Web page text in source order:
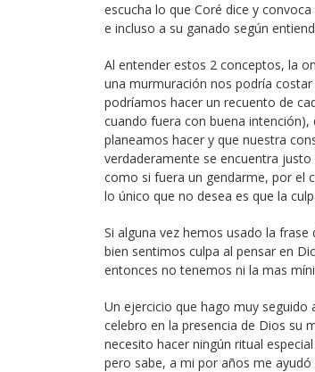
escucha lo que Coré dice y
e incluso a su ganado según
Al entender estos 2 conceptos, la
una murmuración nos podría
podríamos hacer un recuento de
cuando fuera con buena
planeamos hacer y que nuestra
verdaderamente se encuentra
como si fuera un gendarme, por el
lo único que no desea es que la
Si alguna vez hemos usado la
bien sentimos culpa al pensar en
entonces no tenemos ni la mas
Un ejercicio que hago muy
celebro en la presencia de Dios su
necesito hacer ningún ritual
pero sabe, a mi por años me